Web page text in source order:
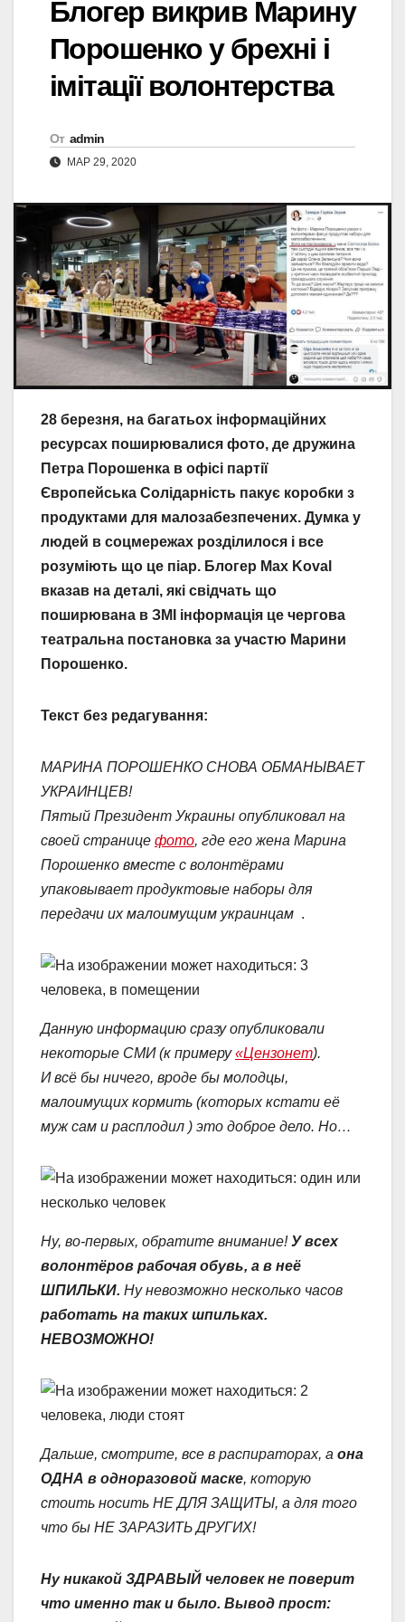
Блогер викрив Марину
Порошенко у брехні і
імітації волонтерства
От admin
МАР 29, 2020
28 березня, на багатьох інформаційних
ресурсах поширювалися фото, де дружина
Петра Порошенка в офісі партії
Європейська Солідарність пакує коробки з
продуктами для малозабезпечених. Думка у
людей в соцмережах розділилося і все
розуміють що це піар. Блогер Max Koval
вказав на деталі, які свідчать що
поширювана в ЗМІ інформація це чергова
театральна постановка за участю Марини
Порошенко.
Текст без редагування:
МАРИНА ПОРОШЕНКО СНОВА ОБМАНЫВАЕТ
УКРАИНЦЕВ!
Пятый Президент Украины опубликовал на
своей странице фото, где его жена Марина
Порошенко вместе с волонтёрами
упаковывает продуктовые наборы для
передачи их малоимущим украинцам .
Данную информацию сразу опубликовали
некоторые СМИ (к примеру«Цензонет).
И всё бы ничего, вроде бы молодцы,
малоимущих кормить (которых кстати её
муж сам и расплодил ) это доброе дело. Но…
Ну, во-первых, обратите внимание!У всех
волонтёров рабочая обувь, а в неё
ШПИЛЬКИ. Ну невозможно несколько часов
работать на таких шпильках.
НЕВОЗМОЖНО!
Дальше, смотрите, все в распираторах, а она
ОДНА в одноразовой маске, которую
стоить носить НЕ ДЛЯ ЗАЩИТЫ, а для того
что бы НЕ ЗАРАЗИТЬ ДРУГИХ!
Ну никакой ЗДРАВЫЙ человек не поверит
что именно так и было. Вывод прост: